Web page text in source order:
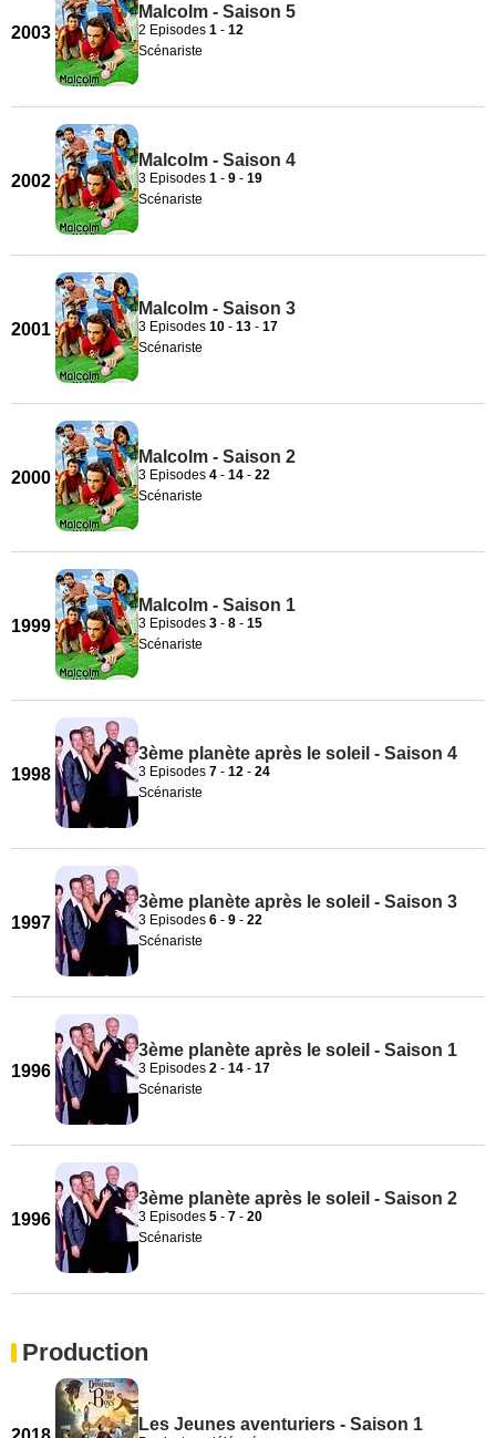
2003
Malcolm - Saison 5
2 Episodes 1 - 12
Scénariste
2002
Malcolm - Saison 4
3 Episodes 1 - 9 - 19
Scénariste
2001
Malcolm - Saison 3
3 Episodes 10 - 13 - 17
Scénariste
2000
Malcolm - Saison 2
3 Episodes 4 - 14 - 22
Scénariste
1999
Malcolm - Saison 1
3 Episodes 3 - 8 - 15
Scénariste
1998
3ème planète après le soleil - Saison 4
3 Episodes 7 - 12 - 24
Scénariste
1997
3ème planète après le soleil - Saison 3
3 Episodes 6 - 9 - 22
Scénariste
1996
3ème planète après le soleil - Saison 1
3 Episodes 2 - 14 - 17
Scénariste
1996
3ème planète après le soleil - Saison 2
3 Episodes 5 - 7 - 20
Scénariste
Production
Les Jeunes aventuriers - Saison 1